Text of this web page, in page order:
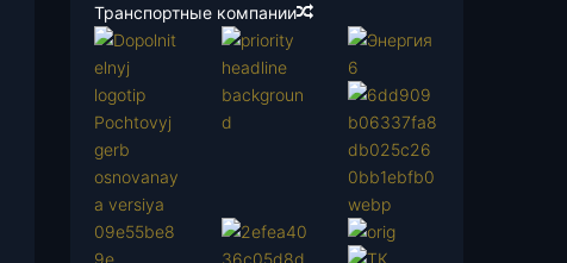
Транспортные компании